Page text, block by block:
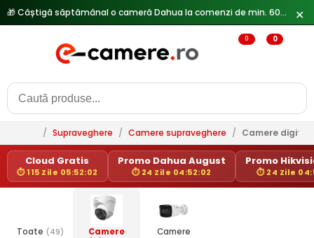
✕
0 0
/ Supraveghere / Camere supraveghere / Camere
Cloud Gratis
⏱ 115 Zile 05:52:02
Promo Dahua August
⏱ 24 Zile 04:52:02
Promo
⏱ 24 Zile
Toate (49)
Camere
Camere